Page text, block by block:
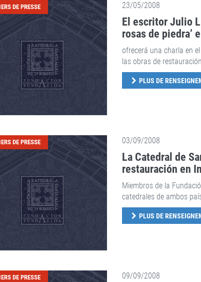
DE PRESSE 23/05/2008
El escritor Julio
rosas de piedra’
ofrecerá una charla en
las obras de
PLUS DE
DE PRESSE 03/09/2008
La Catedral de
restauración en
Miembros de la
catedrales de ambos
PLUS DE
DE PRESSE 09/09/2008